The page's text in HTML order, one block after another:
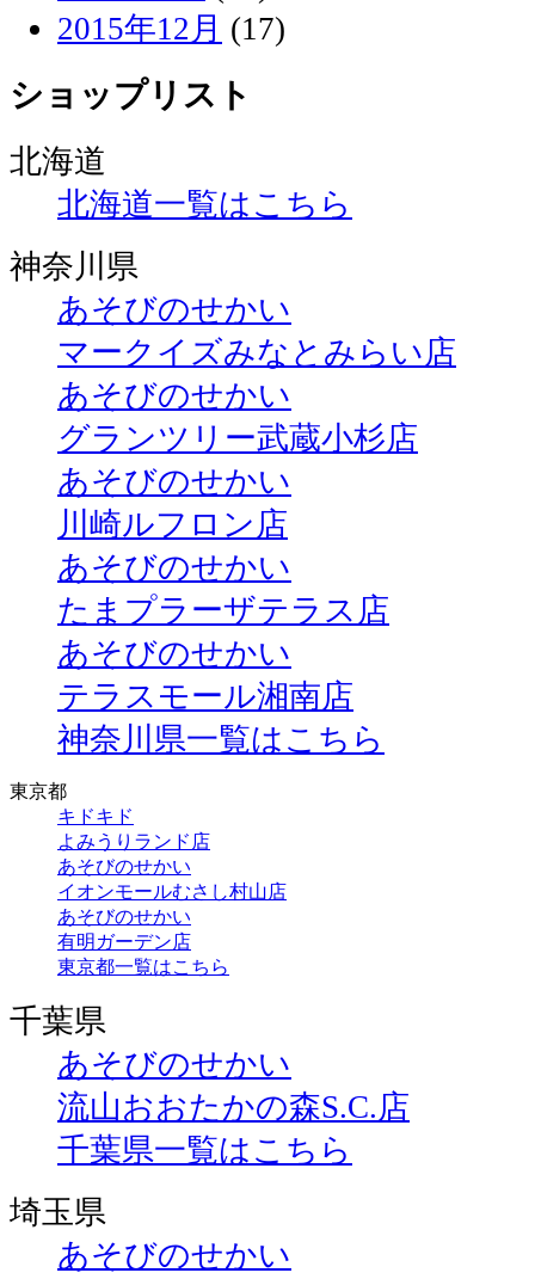
2015年12月 (17)
ショップリスト
北海道
北海道一覧はこちら
神奈川県
あそびのせかい
マークイズみなとみらい店
あそびのせかい
グランツリー武蔵小杉店
あそびのせかい
川崎ルフロン店
あそびのせかい
たまプラーザテラス店
あそびのせかい
テラスモール湘南店
神奈川県一覧はこちら
東京都
キドキド
よみうりランド店
あそびのせかい
イオンモールむさし村山店
あそびのせかい
有明ガーデン店
東京都一覧はこちら
千葉県
あそびのせかい
流山おおたかの森S.C.店
千葉県一覧はこちら
埼玉県
あそびのせかい